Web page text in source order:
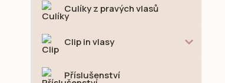
Culíky z pravých vlasů
Clip in vlasy
Příslušenství